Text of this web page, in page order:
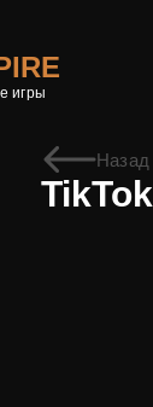
игры
Назад
TikTok